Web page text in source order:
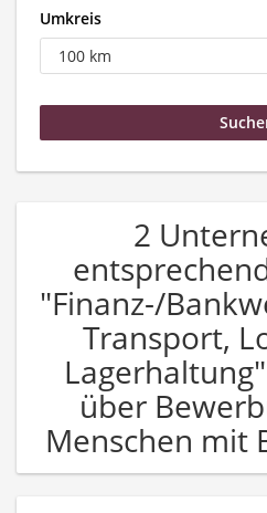
Umkreis
2
"Finanz-/
Transport,
über
Menschen mit